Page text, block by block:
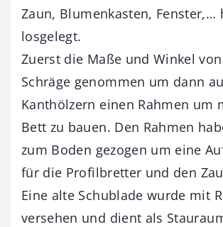
Zaun, Blumenkasten, Fenster,…
losgelegt.
Zuerst die Maße und Winkel
Schräge genommen um dann
Kanthölzern einen Rahmen um
Bett zu bauen. Den Rahmen
zum Boden gezogen um eine
für die Profilbretter und den
Eine alte Schublade wurde mit
versehen und dient als